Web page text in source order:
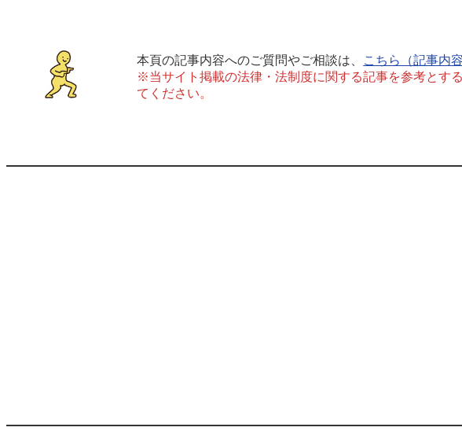
本頁の記事内容へのご質問やご相談は、 こちら（記事内
※当サイト掲載の法律・法制度に関する記事を参考とす
てください。